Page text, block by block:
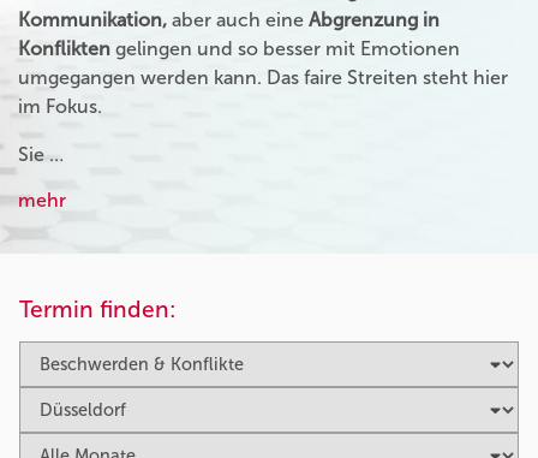
Kommunikation, aber auch eine Abgrenzung in
Konflikten gelingen und so besser mit Emotionen
umgegangen werden kann. Das faire Streiten steht hier
im Fokus.
Sie …
mehr
Termin finden: